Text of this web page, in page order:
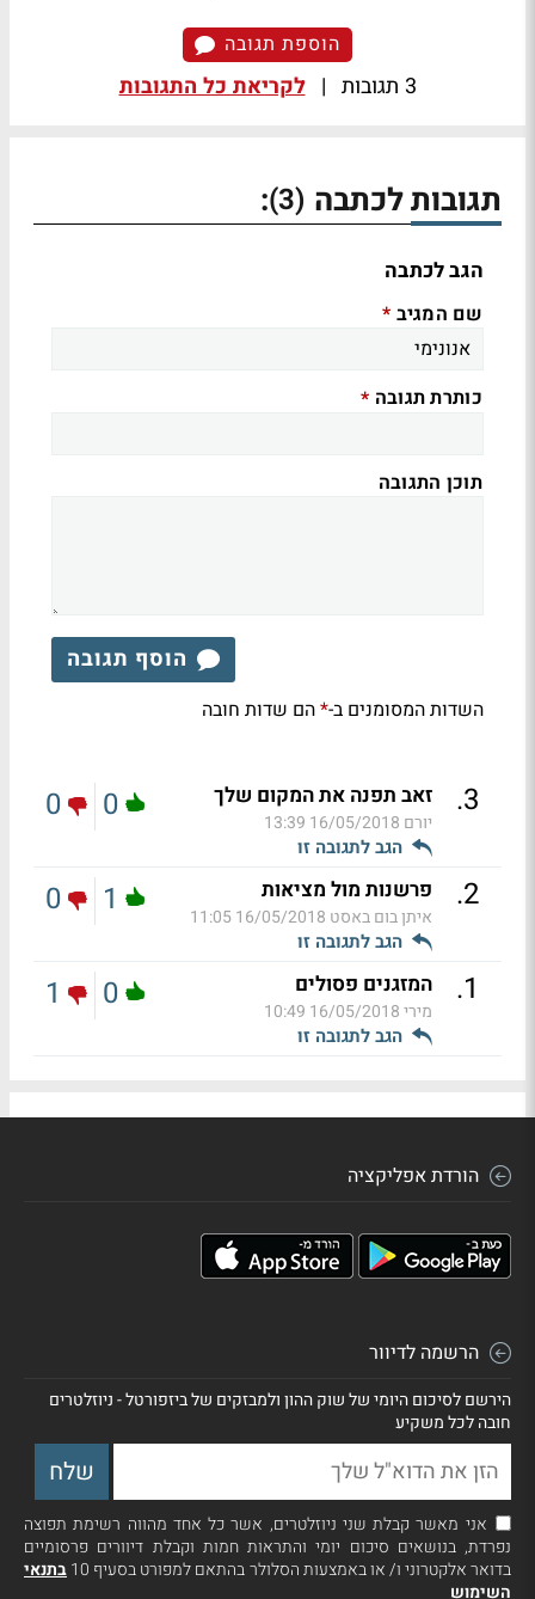
הוספת תגובה
3 תגובות | לקריאת כל התגובות
תגובות לכתבה (3)
:
הגב לכתבה
שם המגיב *
כותרת תגובה *
תוכן התגובה
הוסף תגובה
השדות המסומנים ב-*הם שדות חובה
3
. זאב תפנה את המקום שלך
יורם 16/05/2018 13:39
הגב לתגובה זו
0
0
2
. פרשנות מול מציאות
איתן בום באסט 16/05/2018 11:05
הגב לתגובה זו
1
0
1
. המזגנים פסולים
מירי16/05/2018 10:49
הגב לתגובה זו
0
1
הורדת אפליקציה
הרשמה לדיוור
הירשם לסיכום היומי של שוק ההון ולמבזקים של ביזפורטל - ניוזלטרים
חובה לכל משקיע
אני מאשר קבלת שני ניוזלטרים, אשר כל אחד מהווה רשימת תפוצה
נפרדת, בנושאים סיכום יומי והתראות חמות וקבלת דיוורים פרסומיים
בדואר אלקטרוני ו/ או באמצעות הסלולר בהתאם למפורט בסעיף 10
בתנאי
השימוש